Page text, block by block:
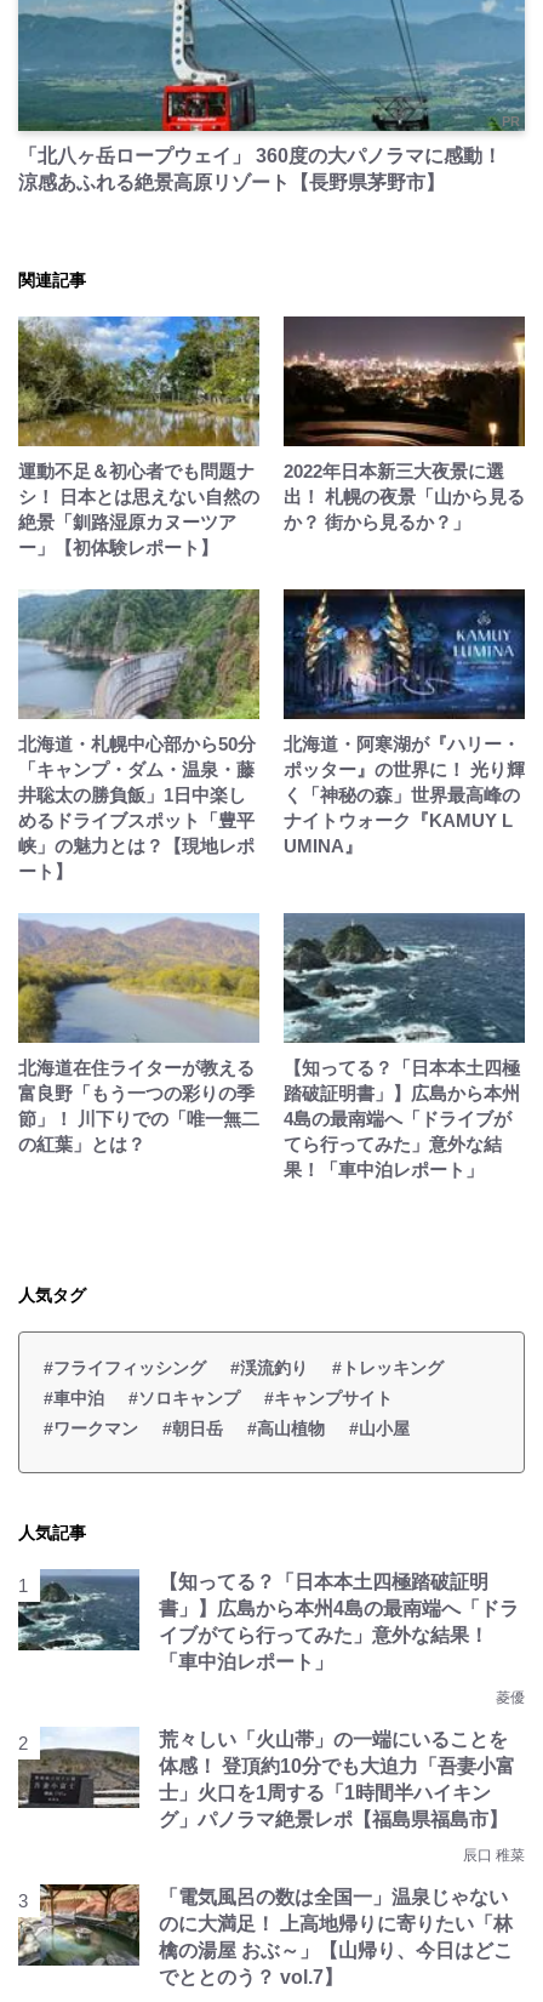
PR
「北八ヶ岳ロープウェイ」 360度の大パノラマに感動！
涼感あふれる絶景高原リゾート【長野県茅野市】
関連記事
運動不足＆初心者でも問題ナ
シ！ 日本とは思えない自然の
絶景「釧路湿原カヌーツア
ー」【初体験レポート】
2022年日本新三大夜景に選
出！ 札幌の夜景「山から見る
か？ 街から見るか？」
北海道・札幌中心部から50分
「キャンプ・ダム・温泉・藤
井聡太の勝負飯」1日中楽し
めるドライブスポット「豊平
峡」の魅力とは？【現地レポ
ート】
北海道・阿寒湖が『ハリー・
ポッター』の世界に！ 光り輝
く「神秘の森」世界最高峰の
ナイトウォーク『KAMUY L
UMINA』
北海道在住ライターが教える
富良野「もう一つの彩りの季
節」！ 川下りでの「唯一無二
の紅葉」とは？
【知ってる？「日本本土四極
踏破証明書」】広島から本州
4島の最南端へ「ドライブが
てら行ってみた」意外な結
果！「車中泊レポート」
人気タグ
#フライフィッシング #渓流釣り
#トレッキング
#車中泊
#ソロキャンプ
#キャンプサイト
#ワークマン
#朝日岳 #高山植物 #山小屋
人気記事
【知ってる？「日本本土四極踏破証明
書」】広島から本州4島の最南端へ「ドラ
イブがてら行ってみた」意外な結果！
「車中泊レポート」
菱優
荒々しい「火山帯」の一端にいることを
体感！ 登頂約10分でも大迫力「吾妻小富
士」火口を1周する「1時間半ハイキン
グ」パノラマ絶景レポ【福島県福島市】
辰口 稚菜
「電気風呂の数は全国一」温泉じゃない
のに大満足！ 上高地帰りに寄りたい「林
檎の湯屋 おぶ～」【山帰り、今日はどこ
でととのう？ vol.7】